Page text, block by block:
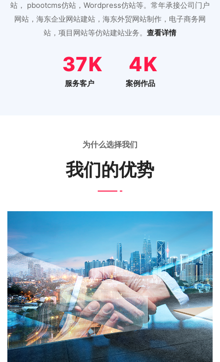
站， pbootcms仿站，Wordpress仿站等。常年承接公司门户
网站，海东企业网站建站，海东外贸网站制作，电子商务网
站，项目网站等仿站建站业务。 查看详情
46
服务客户
5
案例作品
为什么选择我们
我们的优势